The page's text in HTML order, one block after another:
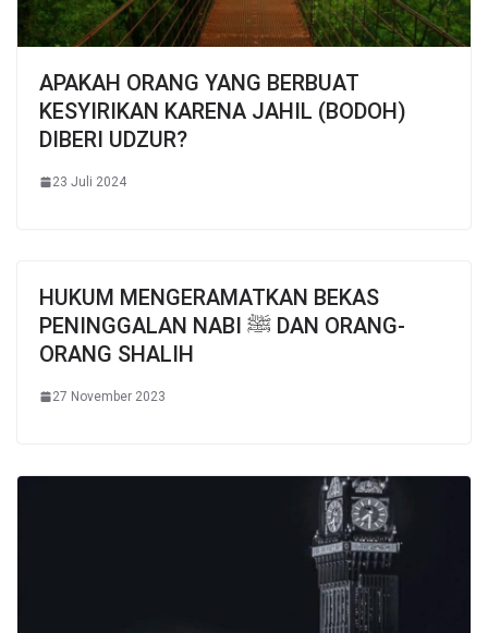
APAKAH ORANG YANG BERBUAT
KESYIRIKAN KARENA JAHIL (BODOH)
DIBERI UDZUR?
23 Juli 2024
HUKUM MENGERAMATKAN BEKAS
PENINGGALAN NABI ﷺ DAN ORANG-
ORANG SHALIH
27 November 2023